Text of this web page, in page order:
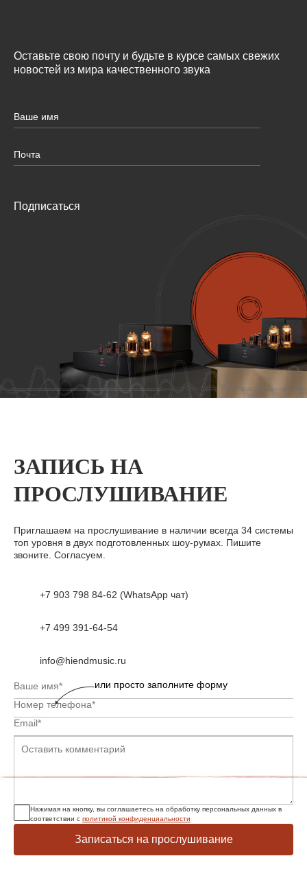
Оставьте свою почту и будьте в курсе самых свежих
новостей из мира качественного звука
Подписаться
ЗАПИСЬ НА
ПРОСЛУШИВАНИЕ
Приглашаем на прослушивание в наличии всегда 34 системы
топ уровня в двух подготовленных шоу-румах. Пишите
звоните. Согласуем.
+7 903 798 84-62 (WhatsApp чат)
+7 499 391-64-54
info@hiendmusic.ru
Нажимая на кнопку, вы соглашаетесь на обработку персональных данных в
соответствии с политикой конфиденциальности
Записаться на прослушивание
или просто заполните форму